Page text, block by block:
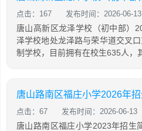
点击：167 发布时间：2026-06-13
唐山高新区龙泽学校（初中部）
泽学校地处龙泽路与荣华道交叉
制学校，目前拥有在校生635人，
唐山路南区福庄小学2026年
点击：67 发布时间：2026-06-13
唐山路南区福庄小学2023年招生